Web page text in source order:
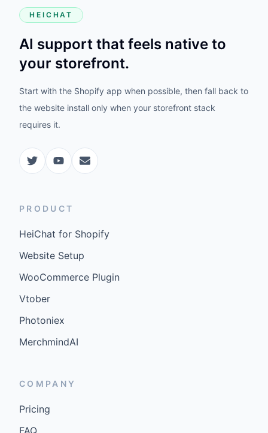
HEICHAT
AI support that feels native to
your storefront.
Start with the Shopify app when possible, then fall back to
the website install only when your storefront stack
requires it.
PRODUCT
HeiChat for Shopify
Website Setup
WooCommerce Plugin
Vtober
Photoniex
MerchmindAI
COMPANY
Pricing
FAQ